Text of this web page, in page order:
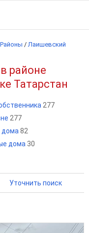
Районы / Лаишевский
районе
Татарстан
277
277
82
дома 30
Уточнить поиск